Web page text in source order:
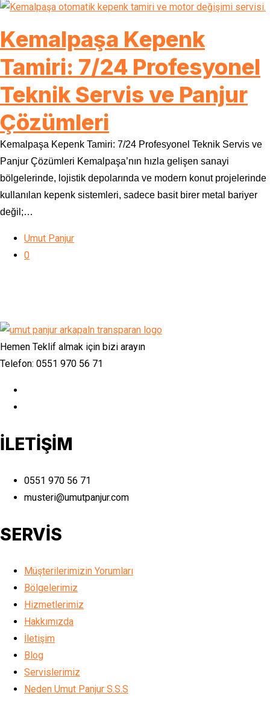
Kemalpaşa Kepenk
Tamiri: 7/24 Profesyonel
Teknik Servis ve Panjur
Çözümleri
Kemalpaşa Kepenk Tamiri: 7/24 Profesyonel Teknik Servis ve
Panjur Çözümleri Kemalpaşa’nın hızla gelişen sanayi
bölgelerinde, lojistik depolarında ve modern konut projelerinde
kullanılan kepenk sistemleri, sadece basit birer metal bariyer
değil;…
Umut Panjur
0
Hemen Teklif almak için bizi arayın
Telefon: 0551 970 56 71
İLETİŞİM
0551 970 56 71
musteri@umutpanjur.com
SERVİS
Müşterilerimizin Yorumları
Bölgelerimiz
Hizmetlerimiz
Hakkımızda
İletişim
Blog
Servislerimiz
Neden Umut Panjur S.S.S